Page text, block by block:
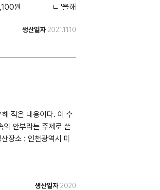
원 ㄴ '올해
생산일자 2021.11.10
적은 내용이다. 이 수
의 안부라는 주제로 쓴
장소 : 인천광역시 미
생산일자 2020